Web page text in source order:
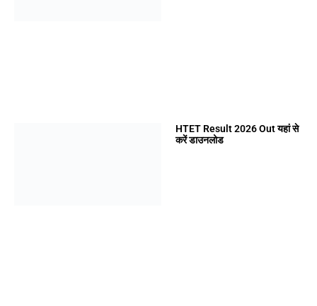
HTET Result 2026 Out यहां से
करें डाउनलोड